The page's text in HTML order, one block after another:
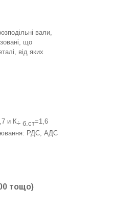
вали,
що
від яких
и К÷ б.ст=1,6
РДС, АДС
тощо)